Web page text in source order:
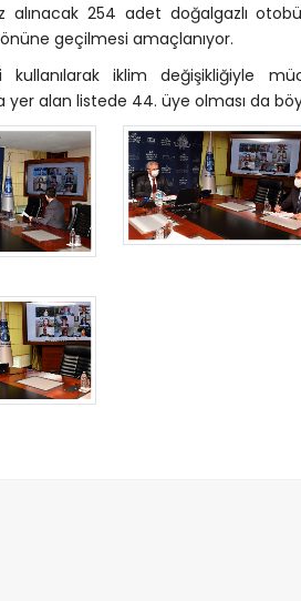
alınacak 254 adet doğalgazlı
geçilmesi amaçlanıyor.
kullanılarak iklim değişikliğiyle
yer alan listede 44. üye olması da